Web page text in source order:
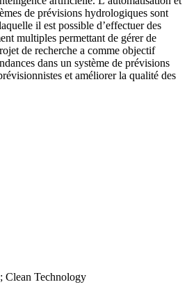
de prévisions hydrologiques sont
il est possible d’effectuer des
multiples permettant de gérer de
de recherche a comme objectif
dans un système de prévisions
et améliorer la qualité des
Clean Technology